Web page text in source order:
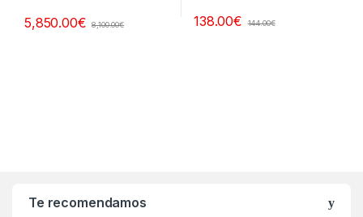
5,850.00€ 8,100.00€ 138.00€ 144.00€
Te recomendamos